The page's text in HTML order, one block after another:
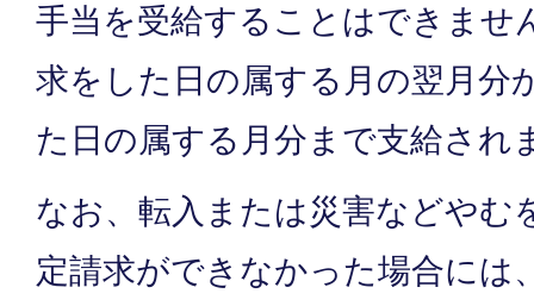
手当を受給することはできませ
求をした日の属する月の翌月分
た日の属する月分まで支給され
なお、転入または災害などやむ
定請求ができなかった場合には